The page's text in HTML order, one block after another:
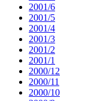
2001/6
2001/5
2001/4
2001/3
2001/2
2001/1
2000/12
2000/11
2000/10